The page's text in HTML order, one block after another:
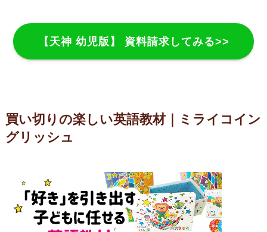
【天神 幼児版】 資料請求してみる>>
買い切りの楽しい英語教材｜ミライコイン
グリッシュ